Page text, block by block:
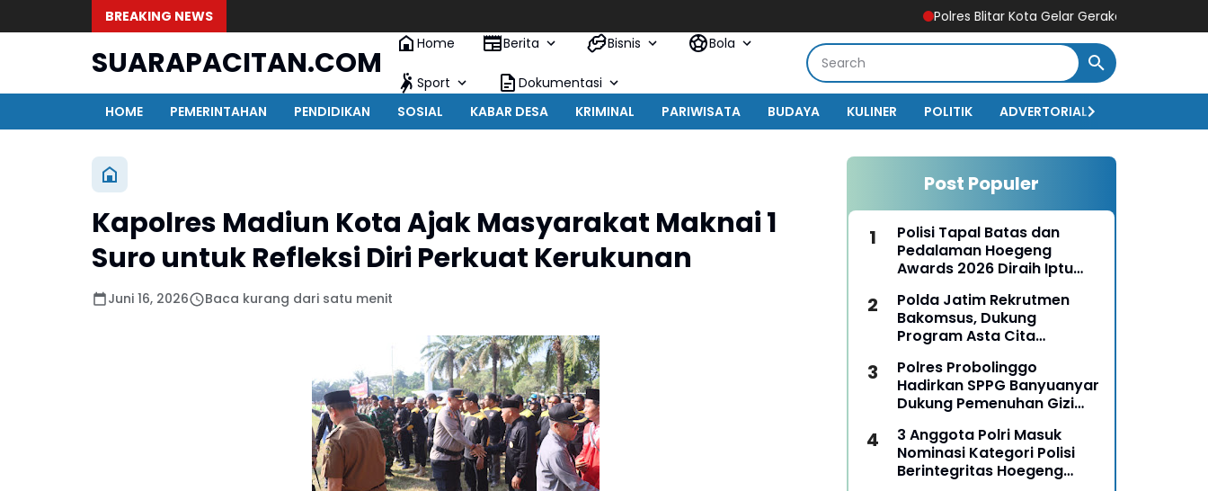
BREAKING NEWS Polres Blitar Kota Gelar Gerakan Pangan Murah
SUARAPACITAN.COM
Home Berita Bisnis Bola
Sport
Dokumentasi
HOME
PEMERINTAHAN PENDIDIKAN SOSIAL KABAR DESA KRIMINAL PARIWISATA BUDAYA KULINER POLITIK ADVERTORIAL
Kapolres Madiun Kota Ajak Masyarakat Maknai 1
Suro untuk Refleksi Diri Perkuat Kerukunan
Juni 16, 2026 Baca kurang dari satu menit
Post Populer
Polisi Tapal Batas dan
Pedalaman Hoegeng
Awards 2026 Diraih Iptu
Pengabdian Humanis di
Nduga
Polda Jatim Rekrutmen
Bakomsus, Dukung
Program Asta Cita
Polres Probolinggo
Hadirkan SPPG Banyuanyar
Dukung Pemenuhan Gizi
3 Anggota Polri Masuk
Nominasi Kategori Polisi
Berintegritas Hoegeng